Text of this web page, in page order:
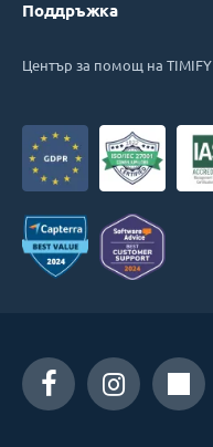
Поддръжка
Център за помощ на TIMIFY